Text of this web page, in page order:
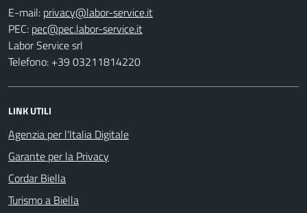
E-mail:
PEC:
Labor Service srl
Telefono: +39 03211814220
LINK UTILI
Agenzia per l'Italia Digitale
Garante per la Privacy
Cordar Biella
Turismo a Biella